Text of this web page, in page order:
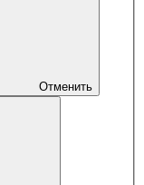
Отменить